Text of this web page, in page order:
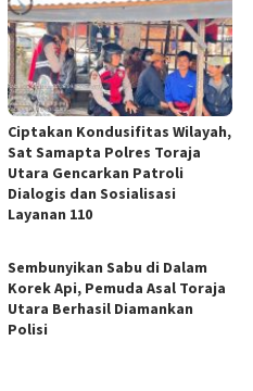
Ciptakan Kondusifitas Wilayah,
Sat Samapta Polres Toraja
Utara Gencarkan Patroli
Dialogis dan Sosialisasi
Layanan 110
Sembunyikan Sabu di Dalam
Korek Api, Pemuda Asal Toraja
Utara Berhasil Diamankan
Polisi